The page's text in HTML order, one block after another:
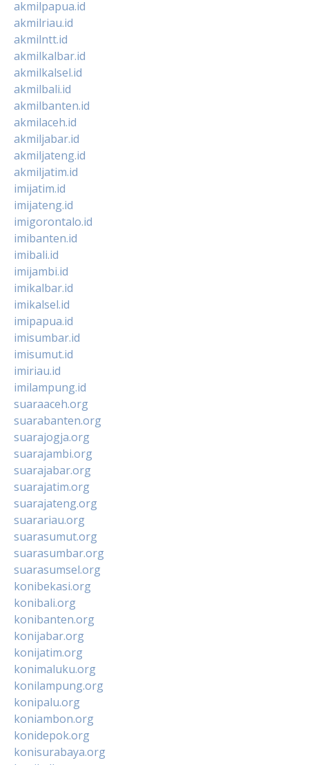
akmilpapua.id
akmilriau.id
akmilntt.id
akmilkalbar.id
akmilkalsel.id
akmilbali.id
akmilbanten.id
akmilaceh.id
akmiljabar.id
akmiljateng.id
akmiljatim.id
imijatim.id
imijateng.id
imigorontalo.id
imibanten.id
imibali.id
imijambi.id
imikalbar.id
imikalsel.id
imipapua.id
imisumbar.id
imisumut.id
imiriau.id
imilampung.id
suaraaceh.org
suarabanten.org
suarajogja.org
suarajambi.org
suarajabar.org
suarajatim.org
suarajateng.org
suarariau.org
suarasumut.org
suarasumbar.org
suarasumsel.org
konibekasi.org
konibali.org
konibanten.org
konijabar.org
konijatim.org
konimaluku.org
konilampung.org
konipalu.org
koniambon.org
konidepok.org
konisurabaya.org